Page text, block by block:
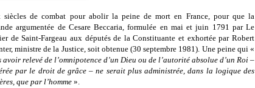
siècles de combat pour abolir la peine de mort en France, pour que la
argumentée de Cesare Beccaria, formulée en mai et juin 1791 par Le
de Saint-Fargeau aux députés de la Constituante et exhortée par Robert
ministre de la Justice, soit obtenue (30 septembre 1981). Une peine qui «
avoir relevé de l’omnipotence d’un Dieu ou de l’autorité absolue d’un Roi –
par le droit de grâce – ne serait plus administrée, dans la logique des
que par l’homme ».